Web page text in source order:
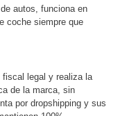
autos, funciona en
coche siempre que
fiscal legal y realiza la
de la marca, sin
por dropshipping y sus